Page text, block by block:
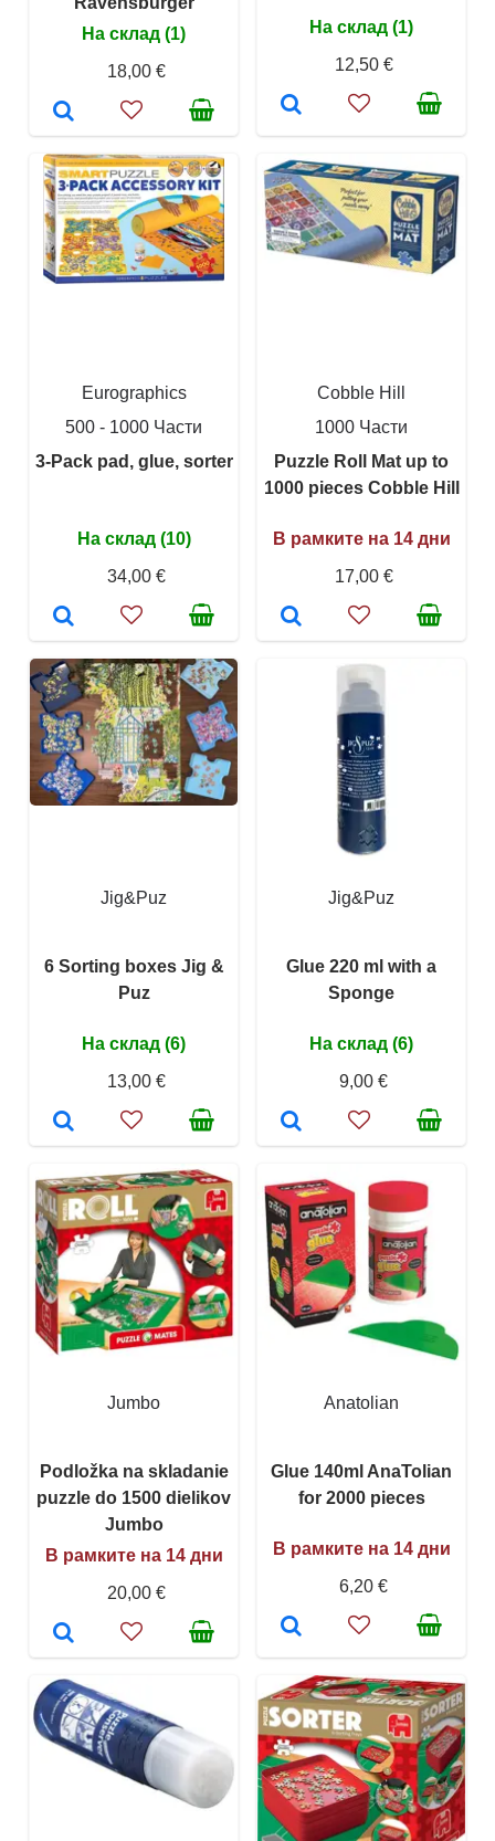
На склад (1)
18,00 €
На склад (1)
12,50 €
Eurographics
500 - 1000 Части
3-Pack pad, glue, sorter
На склад (10)
34,00 €
Cobble Hill
1000 Части
Puzzle Roll Mat up to
1000 pieces Cobble Hill
В рамките на 14 дни
17,00 €
Jig&Puz
6 Sorting boxes Jig &
Puz
На склад (6)
13,00 €
Jig&Puz
Glue 220 ml with a
Sponge
На склад (6)
9,00 €
Jumbo
Podložka na skladanie
puzzle do 1500 dielikov
Jumbo
В рамките на 14 дни
20,00 €
Anatolian
Glue 140ml AnaTolian
for 2000 pieces
В рамките на 14 дни
6,20 €